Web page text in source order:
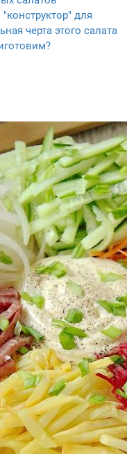
для
черта этого салата